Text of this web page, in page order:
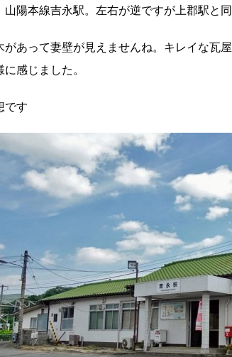
山陽本線吉永駅。左右が逆ですが上郡駅と
があって妻壁が見えませんね。キレイな瓦
感じました。
です